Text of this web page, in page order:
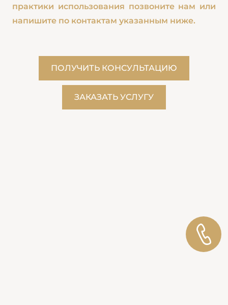
практики использования позвоните нам или
напишите по контактам указанным ниже.
ПОЛУЧИТЬ КОНСУЛЬТАЦИЮ
ЗАКАЗАТЬ УСЛУГУ